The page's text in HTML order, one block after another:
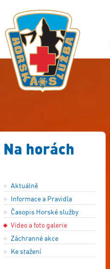
Na horách
Aktuálně
Informace a Pravidla
Časopis Horské služby
Video a foto galerie
Záchranné akce
Ke stažení